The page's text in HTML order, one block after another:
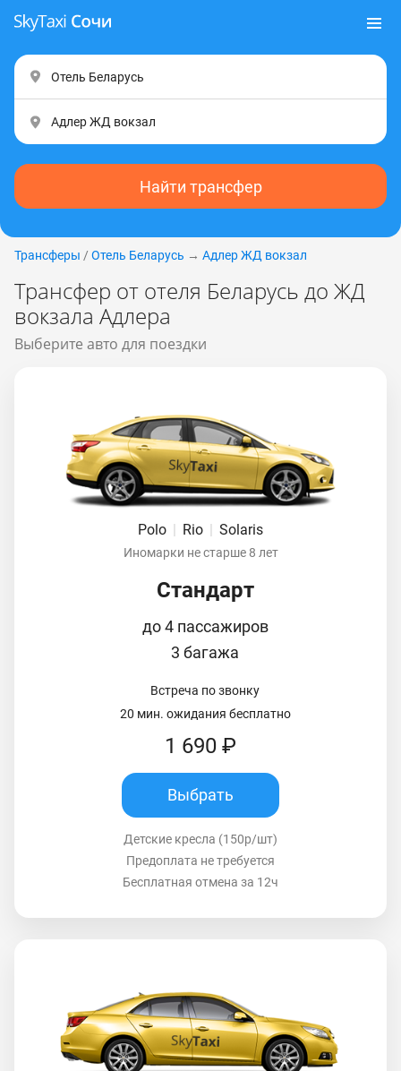
Найти трансфер
Трансферы / Отель Беларусь → Адлер ЖД вокзал
Трансфер от отеля Беларусь до ЖД
вокзала Адлера
Выберите авто для поездки
Polo | Rio | Solaris
Иномарки не старше 8 лет
Стандарт
до 4 пассажиров
3 багажа
Встреча по звонку
20 мин. ожидания бесплатно
1 690 ₽
Выбрать
Детские кресла (150р/шт)
Предоплата не требуется
Бесплатная отмена за 12ч